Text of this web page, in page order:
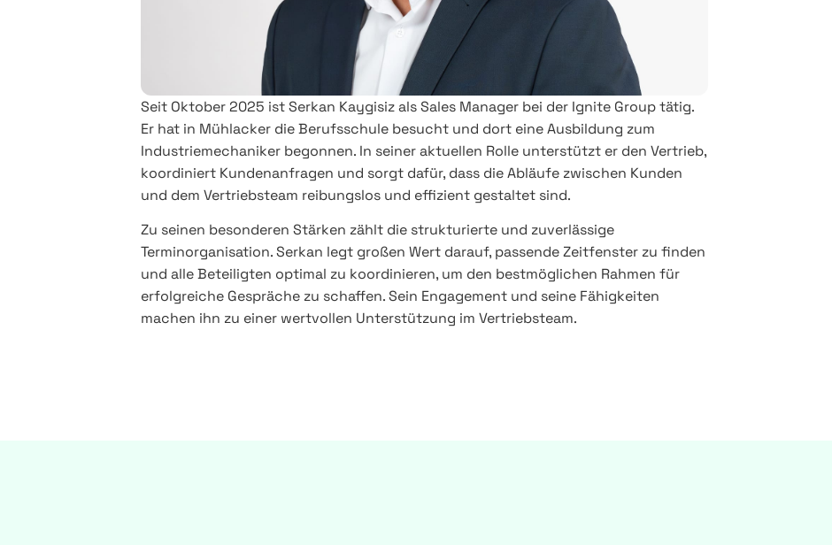
Seit Oktober 2025 ist Serkan Kaygisiz als Sales Manager bei der Ignite Group tätig.
Er hat in Mühlacker die Berufsschule besucht und dort eine Ausbildung zum
Industriemechaniker begonnen. In seiner aktuellen Rolle unterstützt er den Vertrieb,
koordiniert Kundenanfragen und sorgt dafür, dass die Abläufe zwischen Kunden
und dem Vertriebsteam reibungslos und effizient gestaltet sind.
Zu seinen besonderen Stärken zählt die strukturierte und zuverlässige
Terminorganisation. Serkan legt großen Wert darauf, passende Zeitfenster zu finden
und alle Beteiligten optimal zu koordinieren, um den bestmöglichen Rahmen für
erfolgreiche Gespräche zu schaffen. Sein Engagement und seine Fähigkeiten
machen ihn zu einer wertvollen Unterstützung im Vertriebsteam.